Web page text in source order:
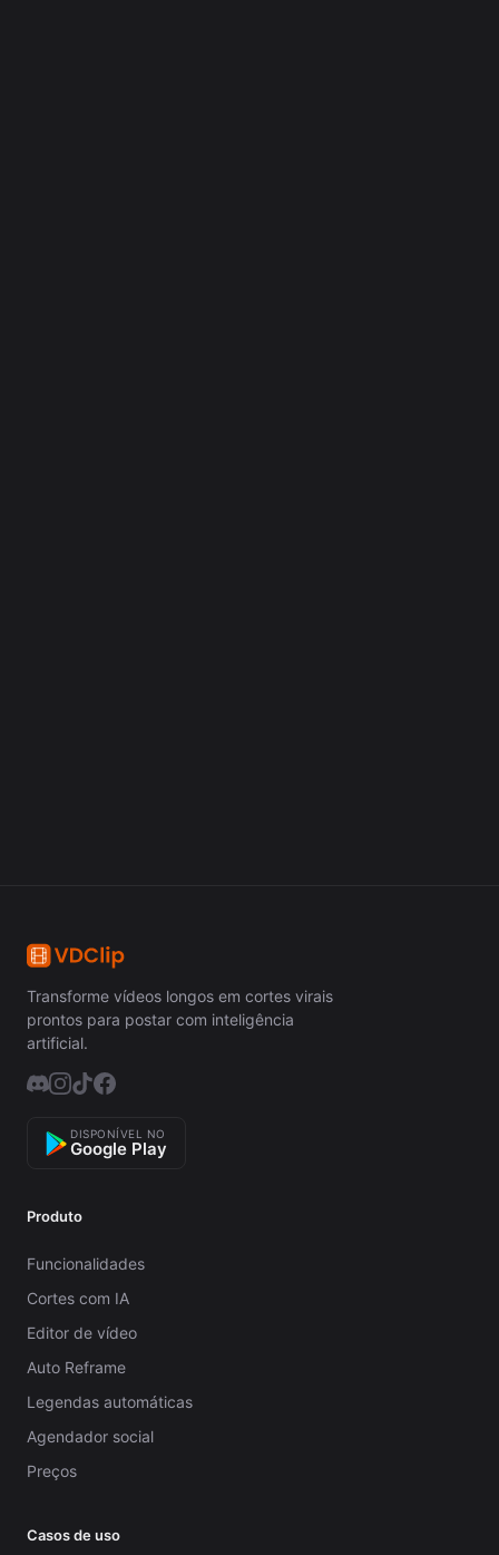
Transforme vídeos longos em cortes virais
prontos para postar com inteligência
artificial.
DISPONÍVEL NO
Google Play
Produto
Funcionalidades
Cortes com IA
Editor de vídeo
Auto Reframe
Legendas automáticas
Agendador social
Preços
Casos de uso